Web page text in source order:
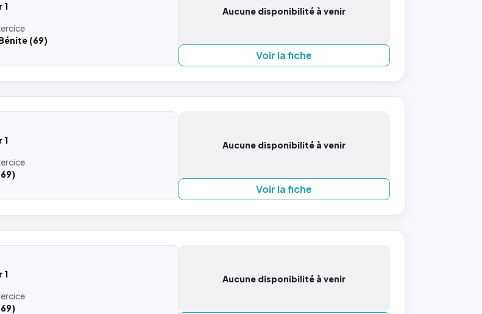
1
(69)
Aucune disponibilité à venir
Voir la fiche
1
Aucune disponibilité à venir
Voir la fiche
1
Aucune disponibilité à venir